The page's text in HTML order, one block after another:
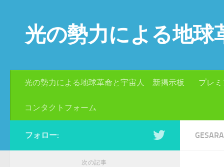
光の勢力による地球
光の勢力による地球革命と宇宙人 新掲示板 プレ
コンタクトフォーム
フォロー:
次の記事